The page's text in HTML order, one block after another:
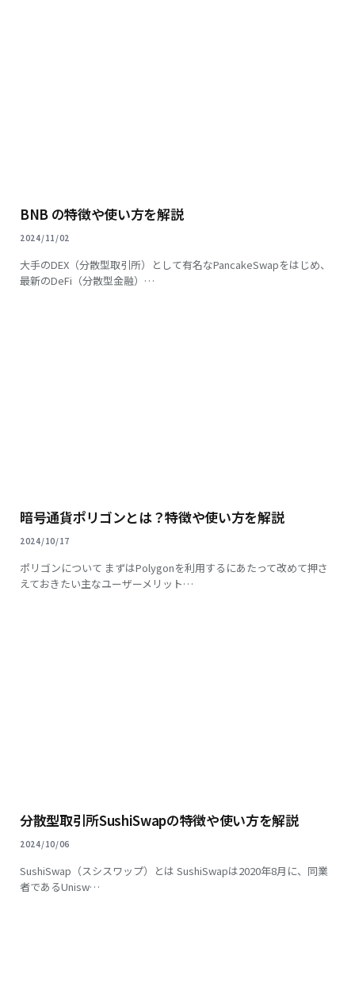
BNB の特徴や使い方を解説
2024/11/02
大手のDEX（分散型取引所）として有名なPancakeSwapをはじめ、
最新のDeFi（分散型金融）…
暗号通貨ポリゴンとは？特徴や使い方を解説
2024/10/17
ポリゴンについて まずはPolygonを利用するにあたって改めて押さ
えておきたい主なユーザーメリット…
分散型取引所SushiSwapの特徴や使い方を解説
2024/10/06
SushiSwap（スシスワップ）とは SushiSwapは2020年8月に、同業
者であるUnisw…